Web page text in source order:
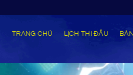
TRANG CHỦ LỊCH THI ĐẤU